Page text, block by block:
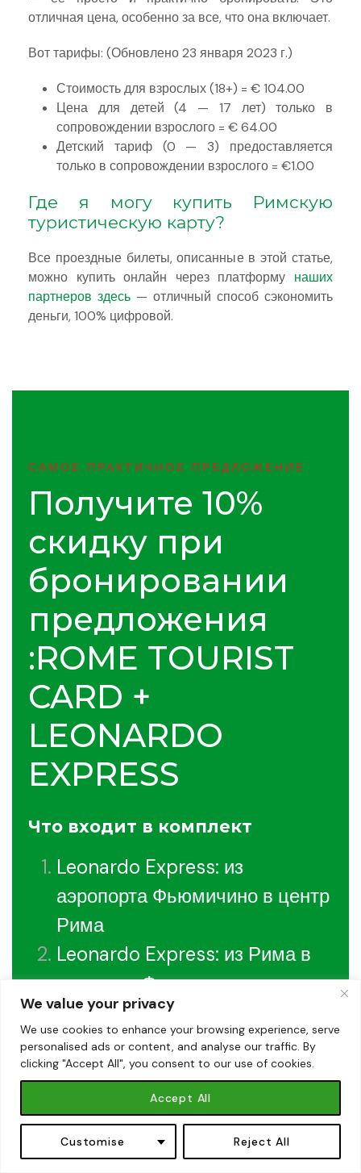
We value your privacy
We use cookies to enhance your browsing experience, serve
personalised ads or content, and analyse our traffic. By
clicking "Accept All", you consent to our use of cookies.
Customise Reject All
Accept All
Book Now - from €17,90 →
отличная цена, особенно за все, что она включает.
Вот тарифы: (Обновлено 23 января 2023 г.)
Стоимость для взрослых (18+) = € 104.00
Цена для детей (4 — 17 лет) только в
сопровождении взрослого = € 64.00
Детский тариф (0 — 3) предоставляется
только в сопровождении взрослого = €1.00
Где я могу купить Римскую
туристическую карту?
Все проездные билеты, описанные в этой статье,
можно купить онлайн через платформу наших
партнеров здесь — отличный способ сэкономить
деньги, 100% цифровой.
САМОЕ ПРАКТИЧНОЕ ПРЕДЛОЖЕНИЕ
Получите 10%
скидку при
бронировании
предложения
:ROME TOURIST
CARD +
LEONARDO
EXPRESS
Что входит в комплект
Leonardo Express: из
аэропорта Фьюмичино в центр
Рима
Leonardo Express: из Рима в
аэропорт Фьюмичино
Колизей, Римский форум и
Палатинский холм:
приоритетный вход
Музеи Ватикана и Сикстинская
капелла: более легкий вход с
сопровождающим взрослым
Book Now - from €17,90 →